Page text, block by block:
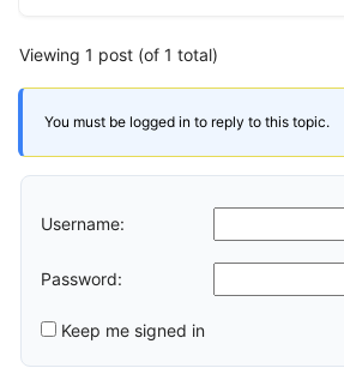
Viewing 1 post (of 1 total)
You must be logged in to reply to this topic.
Username:
Password:
Keep me signed in